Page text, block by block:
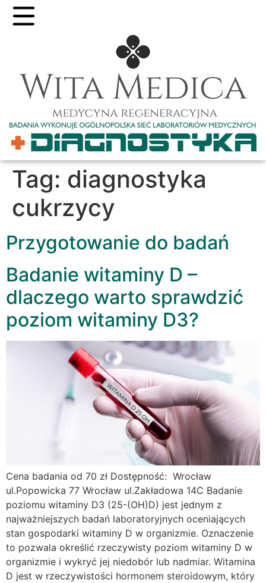
Tag: diagnostyka
cukrzycy
Przygotowanie do badań
Badanie witaminy D –
dlaczego warto sprawdzić
poziom witaminy D3?
Cena badania od 70 zł Dostępność: Wrocław
ul.Popowicka 77 Wrocław ul.Zakładowa 14C Badanie
poziomu witaminy D3 (25-(OH)D) jest jednym z
najważniejszych badań laboratoryjnych oceniających
stan gospodarki witaminy D w organizmie. Oznaczenie
to pozwala określić rzeczywisty poziom witaminy D w
organizmie i wykryć jej niedobór lub nadmiar. Witamina
D jest w rzeczywistości hormonem steroidowym, który